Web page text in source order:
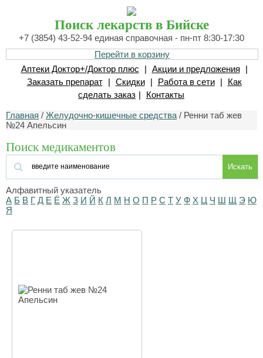
Поиск лекарств в Бийске
+7 (3854) 43-52-94 единая справочная - пн-пт 8:30-17:30
Перейти в корзину
Аптеки Доктор+/Доктор плюс
| Акции и предложения
|
Заказать препарат
| Скидки | Работа в сети |
Как
сделать заказ | Контакты
Главная / Желудочно-кишечные средства / Ренни таб жев
№24 Апельсин
Поиск медикаментов
Искать
Алфавитный указатель
А Б В Г Д Е Ё Ж З И Й К Л М Н О П Р С Т У Ф Х Ц Ч Ш Щ Э Ю
Я